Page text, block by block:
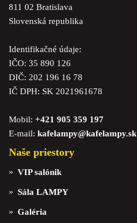
811 02 Bratislava
Slovenská republika
Identifikačné údaje:
IČO: 35 890 126
DIČ: 202 196 16 78
IČ DPH: SK 2021961678
Mobil: +421 905 359 197
E-mail: kafelampy@kafelampy.sk
Naše priestory
VIP salónik
Sála LAMPY
Galéria